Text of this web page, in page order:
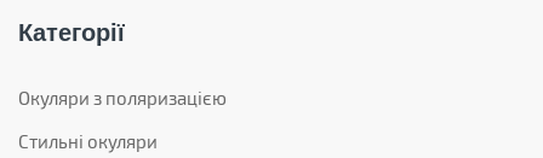
Категорії
Окуляри з поляризацією
Стильні окуляри